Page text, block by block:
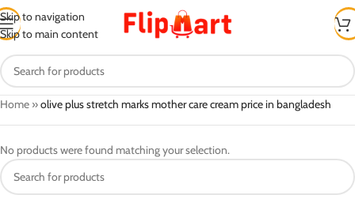
Skip to navigation
Skip to main content
Home »olive plus stretch marks mother care cream price in bangladesh
No products were found matching your selection.